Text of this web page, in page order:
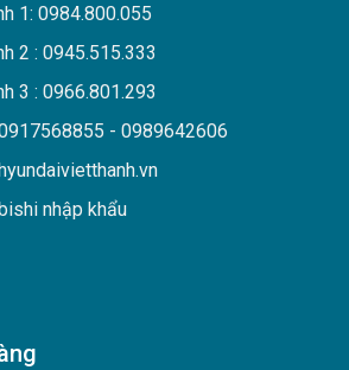
1: 0984.800.055
2 : 0945.515.333
3 : 0966.801.293
- 0989642606
nhập khẩu